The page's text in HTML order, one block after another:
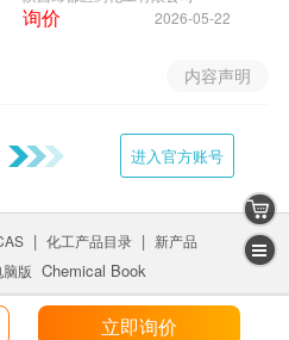
2026-05-22
询价
内容声明
进入官方账号
立即询价
| 化工产品目录 | 新产品
脑版 Chemical Book